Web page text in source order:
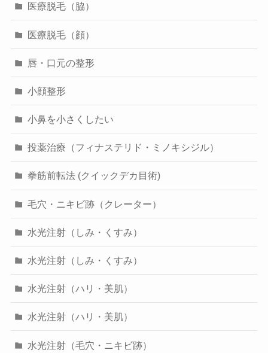
医療脱毛（脇）
医療脱毛（顔）
唇・口元の整形
小顔整形
小鼻を小さくしたい
投薬治療（フィナステリド・ミノキシジル）
拳筋前転法 (クイックデカ目術)
毛穴・ニキビ跡（クレーター）
水光注射（しみ・くすみ）
水光注射（しみ・くすみ）
水光注射（ハリ・美肌）
水光注射（ハリ・美肌）
水光注射（毛穴・ニキビ跡）